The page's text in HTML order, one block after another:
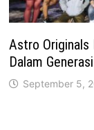
Astro Originals
Dalam
September 5,